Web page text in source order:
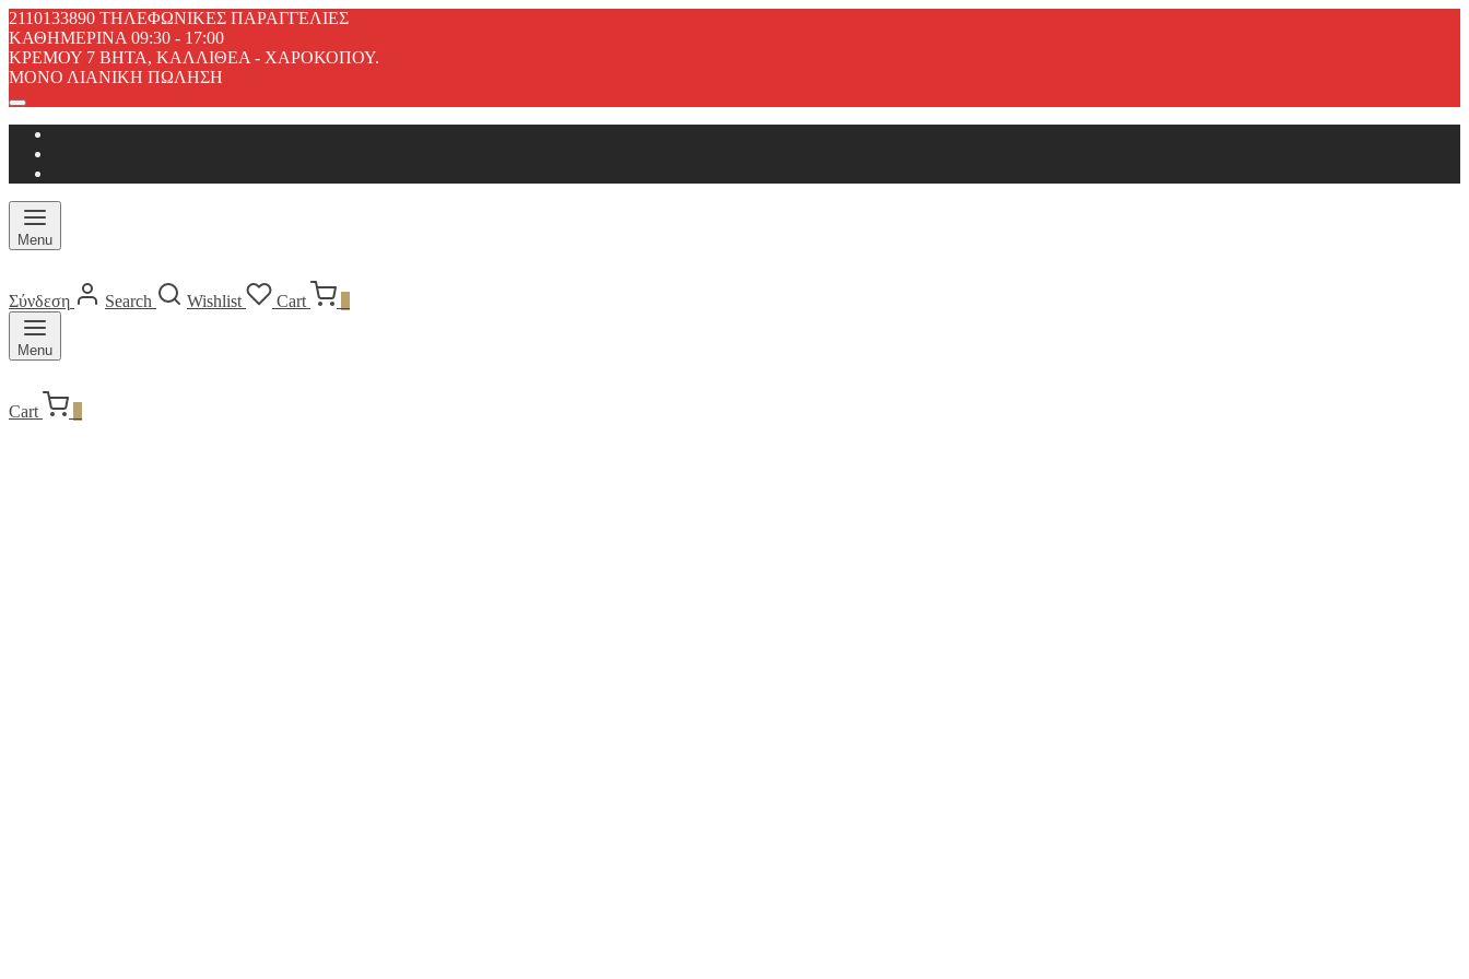
2110133890 ΤΗΛΕΦΩΝΙΚΕΣ ΠΑΡΑΓΓΕΛΙΕΣ
ΚΑΘΗΜΕΡΙΝΑ 09:30 - 17:00
ΚΡΕΜΟΥ 7 ΒΗΤΑ, ΚΑΛΛΙΘΕΑ - ΧΑΡΟΚΟΠΟΥ.
ΜΟΝΟ ΛΙΑΝΙΚΗ ΠΩΛΗΣΗ
Menu
Σύνδεση Search Wishlist Cart
Menu
Cart